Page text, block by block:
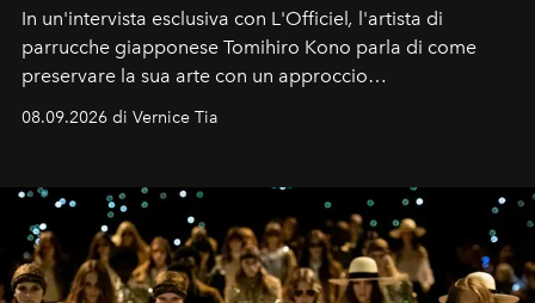
In un'intervista esclusiva con L'Officiel , l'artista di
parrucche giapponese Tomihiro Kono parla di come
preservare la sua arte con un approccio
contemporaneo.
08.09.2026 di Vernice Tia